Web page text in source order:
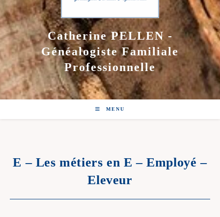
Catherine PELLEN -
Généalogiste Familiale
Professionnelle
MENU
E – Les métiers en E – Employé –
Eleveur